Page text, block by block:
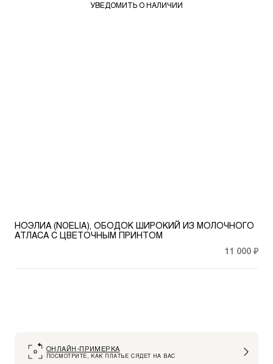
УВЕДОМИТЬ О НАЛИЧИИ
НОЭЛИА (NOELIA), ОБОДОК ШИРОКИЙ ИЗ МОЛОЧНОГО
АТЛАСА С ЦВЕТОЧНЫМ ПРИНТОМ
11 000 ₽
ОНЛАЙН-ПРИМЕРКА
ПОСМОТРИТЕ, КАК ПЛАТЬЕ СЯДЕТ НА ВАС